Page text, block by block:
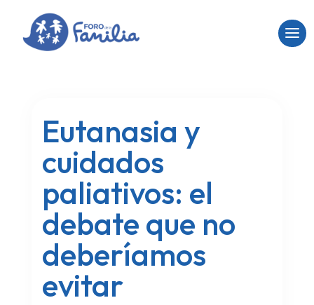
Eutanasia y
cuidados
paliativos: el
debate que no
deberíamos
evitar